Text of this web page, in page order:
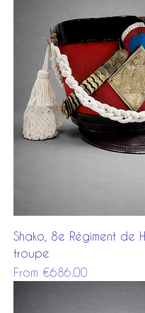
Shako, 8e Régiment de
troupe
From €686.00
Sale Price